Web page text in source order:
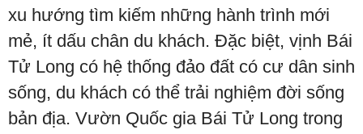
xu hướng tìm kiếm những hành trình mới
mẻ, ít dấu chân du khách. Đặc biệt, vịnh Bái
Tử Long có hệ thống đảo đất có cư dân sinh
sống, du khách có thể trải nghiệm đời sống
bản địa. Vườn Quốc gia Bái Tử Long trong